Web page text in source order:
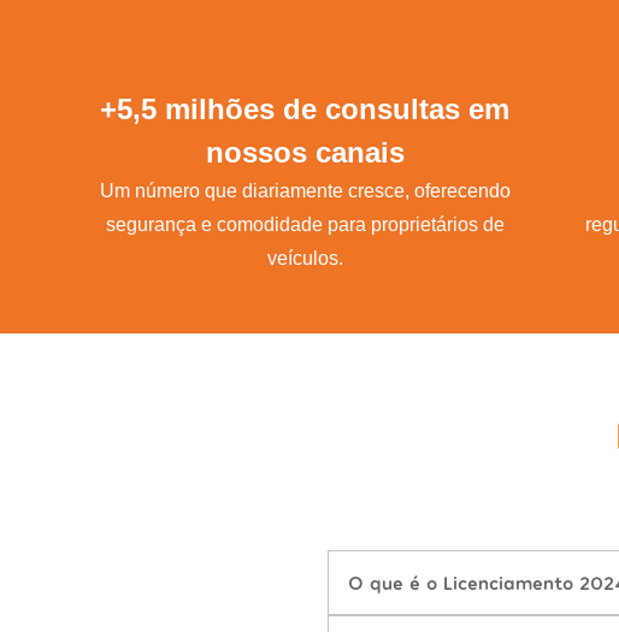
+5,5 milhões de consultas em
nossos canais
Um número que diariamente cresce, oferecendo
segurança e comodidade para proprietários de
veículos.
O que é o Licenciamento